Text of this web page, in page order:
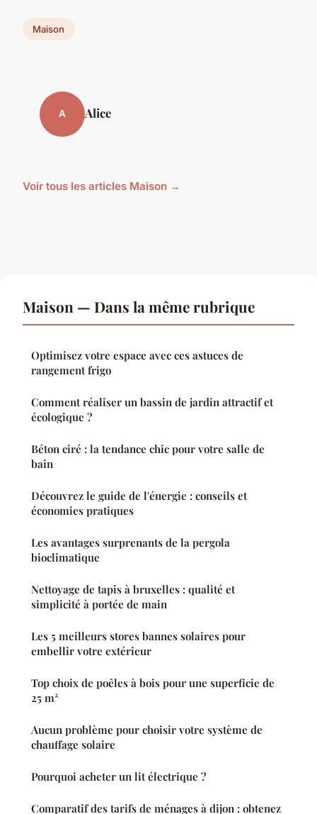
Maison
A Alice
Voir tous les articles Maison →
Maison — Dans la même rubrique
Optimisez votre espace avec ces astuces de
rangement frigo
Comment réaliser un bassin de jardin attractif et
écologique ?
Béton ciré : la tendance chic pour votre salle de
bain
Découvrez le guide de l'énergie : conseils et
économies pratiques
Les avantages surprenants de la pergola
bioclimatique
Nettoyage de tapis à bruxelles : qualité et
simplicité à portée de main
Les 5 meilleurs stores bannes solaires pour
embellir votre extérieur
Top choix de poêles à bois pour une superficie de
25 m²
Aucun problème pour choisir votre système de
chauffage solaire
Pourquoi acheter un lit électrique ?
Comparatif des tarifs de ménages à dijon : obtenez